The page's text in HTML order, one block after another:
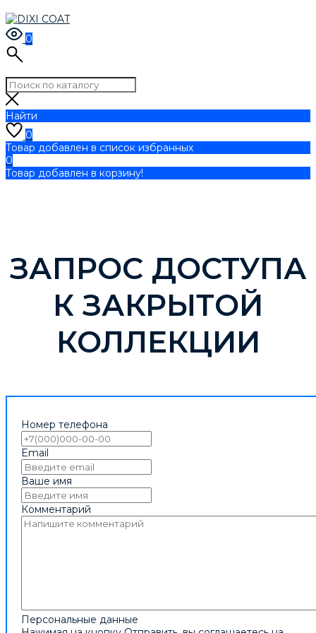
0
Найти
0
Товар добавлен в список избранных
0
Товар добавлен в корзину!
ЗАПРОС ДОСТУПА
К ЗАКРЫТОЙ
КОЛЛЕКЦИИ
Номер телефона
Email
Ваше имя
Комментарий
Персональные данные